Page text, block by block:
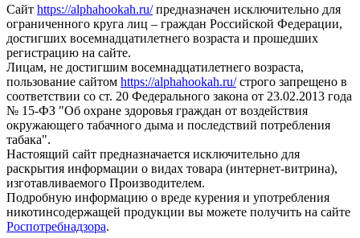
Сайт https://alphahookah.ru/предназначен исключительно для
ограниченного круга лиц – граждан Российской Федерации,
достигших восемнадцатилетнего возраста и прошедших
регистрацию на сайте.
Лицам, не достигшим восемнадцатилетнего возраста,
пользование сайтом https://alphahookah.ru/строго запрещено в
соответствии со ст. 20 Федерального закона от 23.02.2013 года
№ 15-ФЗ "Об охране здоровья граждан от воздействия
окружающего табачного дыма и последствий потребления
табака".
Настоящий сайт предназначается исключительно для
раскрытия информации о видах товара (интернет-витрина),
изготавливаемого Производителем.
Подробную информацию о вреде курения и употребления
никотинсодержащей продукции вы можете получить на сайте
Роспотребнадзора.